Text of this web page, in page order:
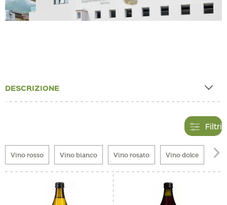
DESCRIZIONE
Filtri
Vino rosso Vino bianco Vino rosato Vino dolce 